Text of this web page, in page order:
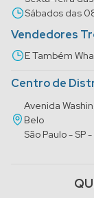
Sábados das
Vendedores
E Também
Centro de
Avenida
Belo
São Paulo - SP